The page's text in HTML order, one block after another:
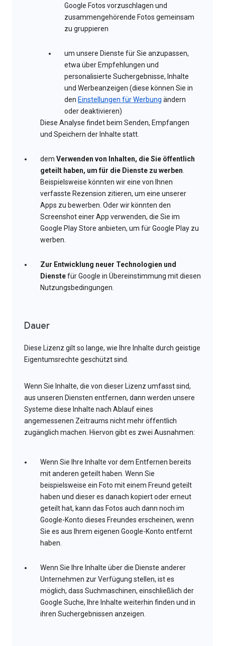
Google Fotos vorzuschlagen und
zusammengehörende Fotos gemeinsam
zu gruppieren
um unsere Dienste für Sie anzupassen,
etwa über Empfehlungen und
personalisierte Suchergebnisse, Inhalte
und Werbeanzeigen (diese können Sie in
den Einstellungen für Werbung ändern
oder deaktivieren)
Diese Analyse findet beim Senden, Empfangen
und Speichern der Inhalte statt.
dem Verwenden von Inhalten, die Sie öffentlich
geteilt haben, um für die Dienste zu werben.
Beispielsweise könnten wir eine von Ihnen
verfasste Rezension zitieren, um eine unserer
Apps zu bewerben. Oder wir könnten den
Screenshot einer App verwenden, die Sie im
Google Play Store anbieten, um für Google Play zu
werben.
Zur Entwicklung neuer Technologien und
Dienstefür Google in Übereinstimmung mit diesen
Nutzungsbedingungen.
Dauer
Diese Lizenz gilt so lange, wie Ihre Inhalte durch geistige
Eigentumsrechte geschützt sind.
Wenn Sie Inhalte, die von dieser Lizenz umfasst sind,
aus unseren Diensten entfernen, dann werden unsere
Systeme diese Inhalte nach Ablauf eines
angemessenen Zeitraums nicht mehr öffentlich
zugänglich machen. Hiervon gibt es zwei Ausnahmen:
Wenn Sie Ihre Inhalte vor dem Entfernen bereits
mit anderen geteilt haben. Wenn Sie
beispielsweise ein Foto mit einem Freund geteilt
haben und dieser es danach kopiert oder erneut
geteilt hat, kann das Fotos auch dann noch im
Google-Konto dieses Freundes erscheinen, wenn
Sie es aus Ihrem eigenen Google-Konto entfernt
haben.
Wenn Sie Ihre Inhalte über die Dienste anderer
Unternehmen zur Verfügung stellen, ist es
möglich, dass Suchmaschinen, einschließlich der
Google Suche, Ihre Inhalte weiterhin finden und in
ihren Suchergebnissen anzeigen.